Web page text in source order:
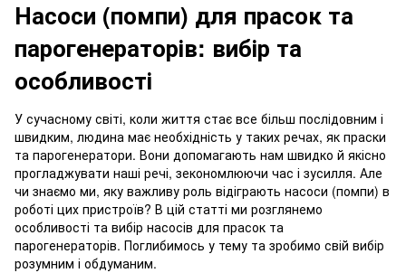
Насоси (помпи) для прасок та
парогенераторів: вибір та
особливості
У сучасному світі, коли життя стає все більш послідовним і
швидким, людина має необхідність у таких речах, як праски
та парогенератори. Вони допомагають нам швидко й якісно
прогладжувати наші речі, зекономлюючи час і зусилля. Але
чи знаємо ми, яку важливу роль відіграють насоси (помпи) в
роботі цих пристроїв? В цій статті ми розглянемо
особливості та вибір насосів для прасок та
парогенераторів. Поглибимось у тему та зробимо свій вибір
розумним і обдуманим.